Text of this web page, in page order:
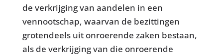
de verkrijging van aandelen in een
vennootschap, waarvan de bezittingen
grotendeels uit onroerende zaken bestaan,
als de verkrijging van die onroerende